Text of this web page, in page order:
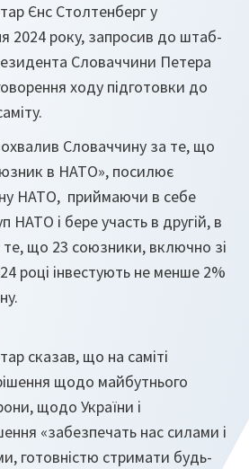
Єнс Столтенберг у
2024 року, запросив до штаб-
Словаччини Петера
ходу підготовки до
Словаччину за те, що
в НАТО», посилює
НАТО, приймаючи в себе
НАТО і бере участь в другій, в
те, що 23 союзники, включно зі
році інвестують не менше 2%
сказав, що на саміті
щодо майбутнього
щодо України і
«забезпечать нас силами і
готовністю стримати будь-